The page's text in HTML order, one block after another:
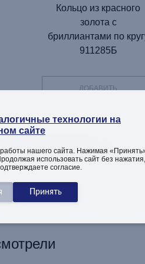
Кольцо из красного
золота с
бриллиантами по
911285Б
ДОБАВИТЬ
Как заказать
технологии на
сайте
нашего сайта. Нажимая
использовать сайт без
согласие.